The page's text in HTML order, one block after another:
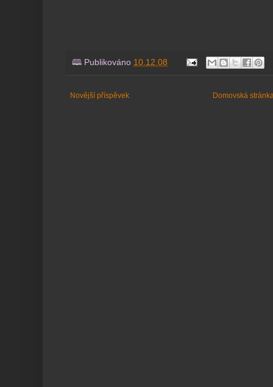
🕮 Publikováno 10.12.08
Novější příspěvek Domovská